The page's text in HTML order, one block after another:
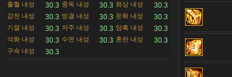
출혈 내성 30.3 중독 내성 30.3 화상 내성 30.3
감전 내성 30.3 빙결 내성 30.3 둔화 내성 30.3
기절 내성 30.3 저주 내성 30.3 암흑 내성 30.3
석화 내성 30.3 수면 내성 30.3 혼란 내성 30.3
구속 내성 30.3